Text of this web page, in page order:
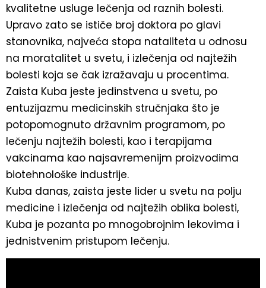
kvalitetne usluge lečenja od raznih bolesti.
Upravo zato se ističe broj doktora po glavi
stanovnika, najveća stopa nataliteta u odnosu
na moratalitet u svetu, i izlečenja od najtežih
bolesti koja se čak izražavaju u procentima.
Zaista Kuba jeste jedinstvena u svetu, po
entuzijazmu medicinskih stručnjaka što je
potopomognuto državnim programom, po
lečenju najtežih bolesti, kao i terapijama
vakcinama kao najsavremenijm proizvodima
biotehnološke industrije.
Kuba danas, zaista jeste lider u svetu na polju
medicine i izlečenja od najtežih oblika bolesti,
Kuba je pozanta po mnogobrojnim lekovima i
jednistvenim pristupom lečenju.